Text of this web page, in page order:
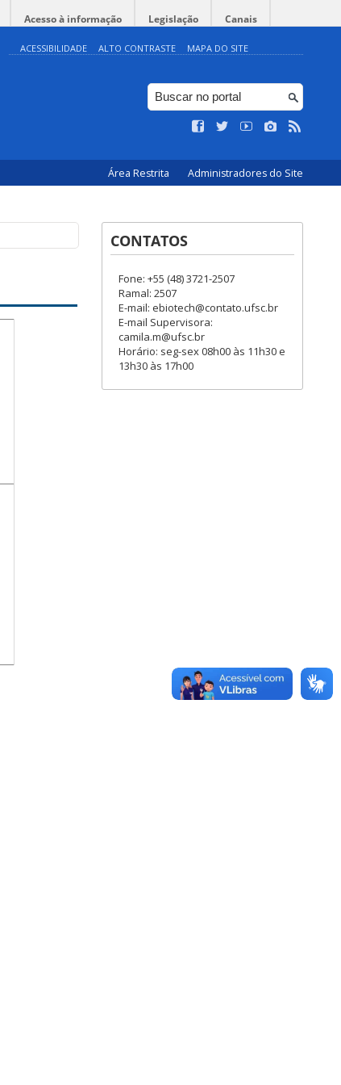
Acesso à informação Legislação Canais
ACESSIBILIDADE ALTO CONTRASTE MAPA DO SITE
Área Restrita Administradores do Site
CONTATOS
Fone: +55 (48) 3721-2507
Ramal: 2507
E-mail: ebiotech@contato.ufsc.br
E-mail Supervisora:
camila.m@ufsc.br
Horário: seg-sex 08h00 às 11h30 e
13h30 às 17h00